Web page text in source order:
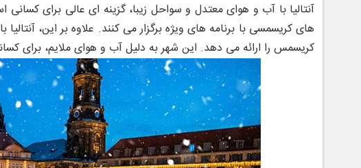
آنتالیا با آب و هوای معتدل و سواحل زیبا، گزینه ‌ای عالی برای
های کریسمسی با برنامه‌ های ویژه برگزار می ‌کنند. علاوه بر این،
کریسمس را ارائه می ‌دهد. این شهر به دلیل آب و هوای ملایم، برای